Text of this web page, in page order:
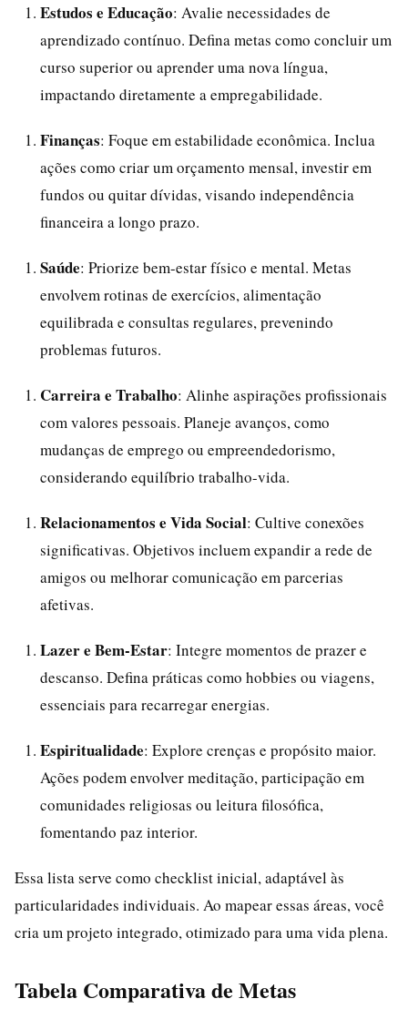
Estudos e Educação: Avalie necessidades de
aprendizado contínuo. Defina metas como concluir um
curso superior ou aprender uma nova língua,
impactando diretamente a empregabilidade.
Finanças: Foque em estabilidade econômica. Inclua
ações como criar um orçamento mensal, investir em
fundos ou quitar dívidas, visando independência
financeira a longo prazo.
Saúde: Priorize bem-estar físico e mental. Metas
envolvem rotinas de exercícios, alimentação
equilibrada e consultas regulares, prevenindo
problemas futuros.
Carreira e Trabalho: Alinhe aspirações profissionais
com valores pessoais. Planeje avanços, como
mudanças de emprego ou empreendedorismo,
considerando equilíbrio trabalho-vida.
Relacionamentos e Vida Social: Cultive conexões
significativas. Objetivos incluem expandir a rede de
amigos ou melhorar comunicação em parcerias
afetivas.
Lazer e Bem-Estar: Integre momentos de prazer e
descanso. Defina práticas como hobbies ou viagens,
essenciais para recarregar energias.
Espiritualidade: Explore crenças e propósito maior.
Ações podem envolver meditação, participação em
comunidades religiosas ou leitura filosófica,
fomentando paz interior.
Essa lista serve como checklist inicial, adaptável às
particularidades individuais. Ao mapear essas áreas, você
cria um projeto integrado, otimizado para uma vida plena.
Tabela Comparativa de Metas